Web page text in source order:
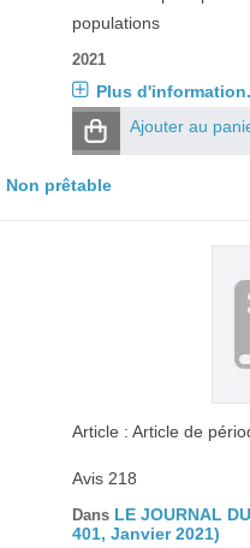
populations
2021
Plus
Ajouter au
Non prêtable
Article : Article de
Avis 218
Dans LE JOURNAL
401, Janvier 2021)